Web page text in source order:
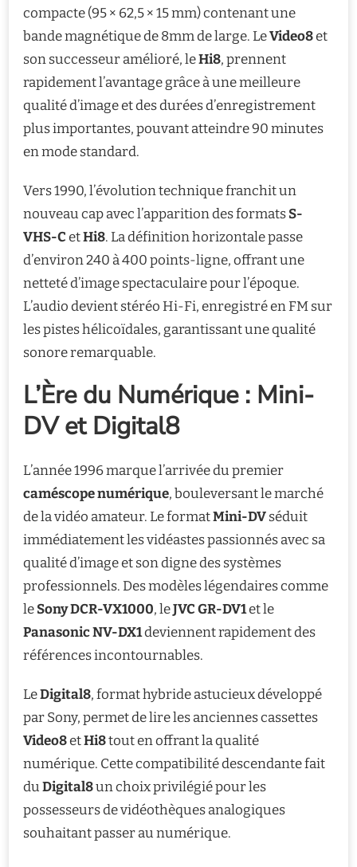
compacte (95 × 62,5 × 15 mm) contenant une
bande magnétique de 8mm de large. LeVideo8et
son successeur amélioré, leHi8, prennent
rapidement l’avantage grâce à une meilleure
qualité d’image et des durées d’enregistrement
plus importantes, pouvant atteindre 90 minutes
en mode standard.
Vers 1990, l’évolution technique franchit un
nouveau cap avec l’apparition des formatsS-
VHS-CetHi8. La définition horizontale passe
d’environ 240 à 400 points-ligne, offrant une
netteté d’image spectaculaire pour l’époque.
L’audio devient stéréo Hi-Fi, enregistré en FM sur
les pistes hélicoïdales, garantissant une qualité
sonore remarquable.
L’Ère du Numérique : Mini-
DV et Digital8
L’année 1996 marque l’arrivée du premier
caméscope numérique, bouleversant le marché
de la vidéo amateur. Le formatMini-DVséduit
immédiatement les vidéastes passionnés avec sa
qualité d’image et son digne des systèmes
professionnels. Des modèles légendaires comme
leSony DCR-VX1000, leJVC GR-DV1et le
Panasonic NV-DX1deviennent rapidement des
références incontournables.
LeDigital8, format hybride astucieux développé
par Sony, permet de lire les anciennes cassettes
Video8etHi8tout en offrant la qualité
numérique. Cette compatibilité descendante fait
duDigital8un choix privilégié pour les
possesseurs de vidéothèques analogiques
souhaitant passer au numérique.